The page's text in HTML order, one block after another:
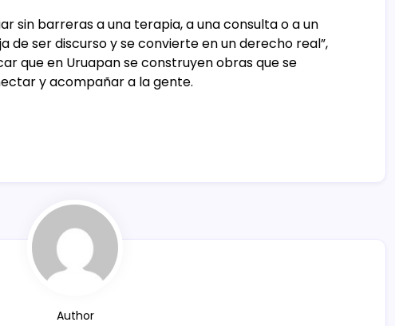
sin barreras a una terapia, a una consulta o a un
de ser discurso y se convierte en un derecho real”,
que en Uruapan se construyen obras que se
y acompañar a la gente.
Author